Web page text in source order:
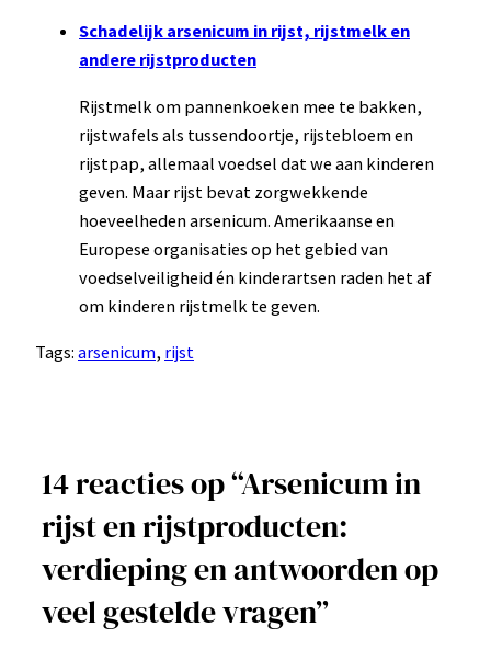
Schadelijk arsenicum in rijst, rijstmelk en
andere rijstproducten
Rijstmelk om pannenkoeken mee te bakken,
rijstwafels als tussendoortje, rijstebloem en
rijstpap, allemaal voedsel dat we aan kinderen
geven. Maar rijst bevat zorgwekkende
hoeveelheden arsenicum. Amerikaanse en
Europese organisaties op het gebied van
voedselveiligheid én kinderartsen raden het af
om kinderen rijstmelk te geven.
Tags: arsenicum, rijst
14 reacties op “Arsenicum in
rijst en rijstproducten:
verdieping en antwoorden op
veel gestelde vragen”